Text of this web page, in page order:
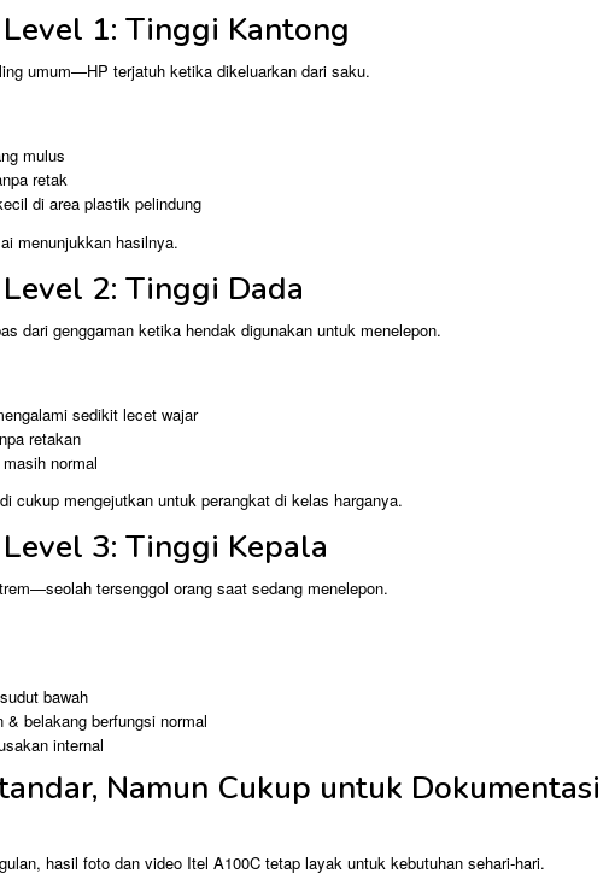
1: Tinggi Kantong
umum—HP terjatuh ketika dikeluarkan dari saku.
mulus
retak
di area plastik pelindung
menunjukkan hasilnya.
2: Tinggi Dada
dari genggaman ketika hendak digunakan untuk menelepon.
sedikit lecet wajar
retakan
normal
cukup mengejutkan untuk perangkat di kelas harganya.
3: Tinggi Kepala
tersenggol orang saat sedang menelepon.
bawah
& belakang berfungsi normal
internal
Namun Cukup untuk Dokumentasi
hasil foto dan video Itel A100C tetap layak untuk kebutuhan sehari-hari.